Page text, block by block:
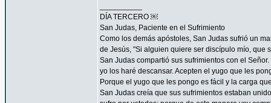
DÍA TERCERO ￼
San Judas, Paciente en el Sufrimiento
Como los demás apóstoles, San Judas sufrió un
de Jesús, "Si alguien quiere ser discípulo mío, que
San Judas compartió sus sufrimientos con el
yo los haré descansar. Acepten el yugo que les
Porque el yugo que les pongo es fácil y la carga
San Judas creía que sus sufrimientos estaban